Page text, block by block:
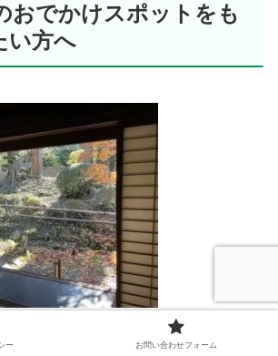
おでかけスポットをも
い方へ
ー お問い合わせフォーム